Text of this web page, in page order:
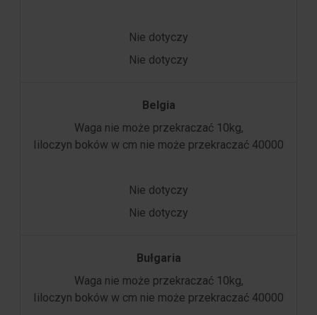
Nie dotyczy
Nie dotyczy
Belgia
Waga nie może przekraczać 10kg,
Iiloczyn boków w cm nie może przekraczać 40000
Nie dotyczy
Nie dotyczy
Bułgaria
Waga nie może przekraczać 10kg,
Iiloczyn boków w cm nie może przekraczać 40000